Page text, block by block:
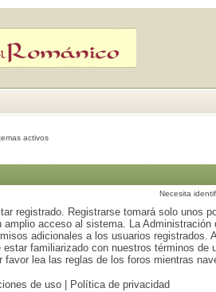
activos
Necesita
registrado. Registrarse tomará solo unos
amplio acceso al sistema. La Administración
adicionales a los usuarios registrados.
familiarizado con nuestros términos de
favor lea las reglas de los foros mientras
de uso| Política de privacidad